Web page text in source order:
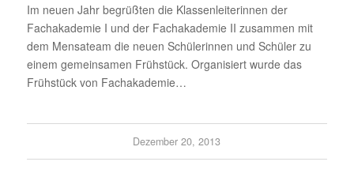
Im neuen Jahr begrüßten die Klassenleiterinnen der
Fachakademie I und der Fachakademie II zusammen mit
dem Mensateam die neuen Schülerinnen und Schüler zu
einem gemeinsamen Frühstück. Organisiert wurde das
Frühstück von Fachakademie…
Dezember 20, 2013